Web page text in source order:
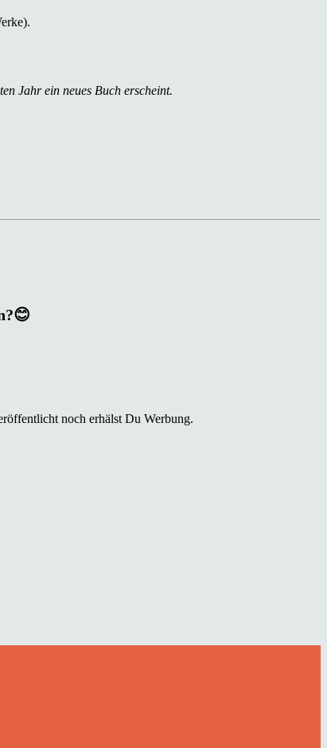
Jahr ein neues Buch erscheint.
noch erhälst Du Werbung.